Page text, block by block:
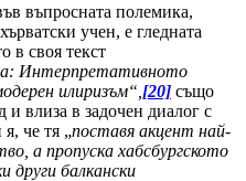
въпросната полемика,
учен, е гледната
в своя текст
Интерпретативното
илиризъм“, [20] също
и влиза в задочен диалог с
че тя „поставя акцент най-
а пропуска хабсбургското
други балкански